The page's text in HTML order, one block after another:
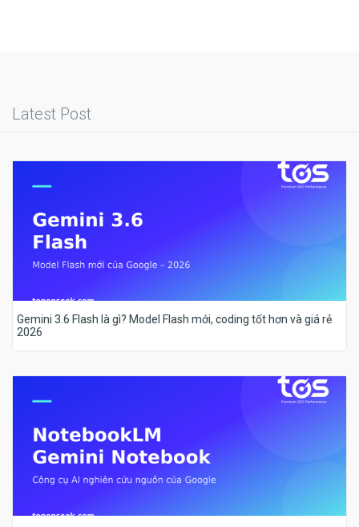
Latest Post
Gemini 3.6 Flash là gì? Model Flash mới, coding tốt hơn và giá rẻ
2026